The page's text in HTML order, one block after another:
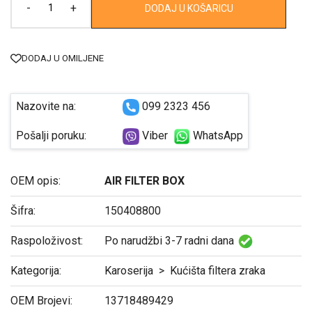
- + DODAJ U KOŠARICU
DODAJ U OMILJENE
Nazovite na: 099 2323 456
Pošalji poruku: Viber WhatsApp
OEM opis: AIR FILTER BOX
Šifra: 150408800
Raspoloživost: Po narudžbi 3-7 radni dana
Kategorija: Karoserija > Kućišta filtera zraka
OEM Brojevi: 13718489429